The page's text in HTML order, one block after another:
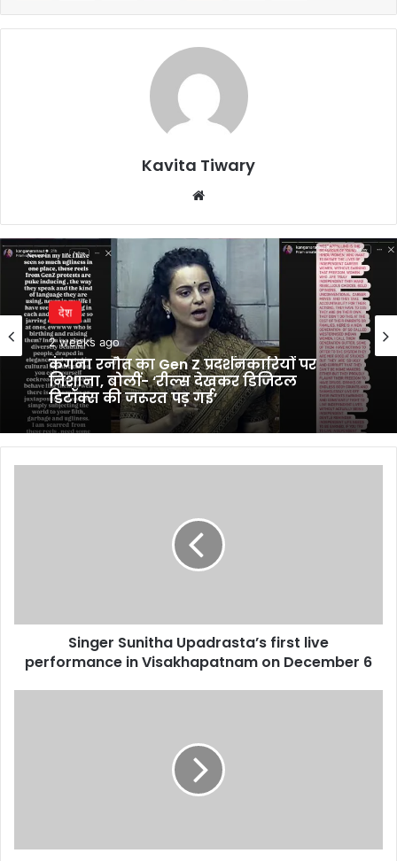
Kavita Tiwary
देश
2 weeks ago
कंगना रनौत का Gen Z प्रदर्शनकारियों पर
निशाना, बोलीं- ‘रील्स देखकर डिजिटल
डिटॉक्स की जरूरत पड़ गई’
on
DecemberSinger Sunitha Upadrasta’s first live
performance in Visakhapatnam on December 6
with